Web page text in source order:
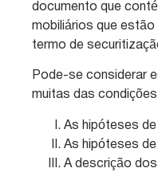
documento que
mobiliários que
termo de
Pode-se considerar
muitas das
As hipóteses
As hipóteses
A descrição